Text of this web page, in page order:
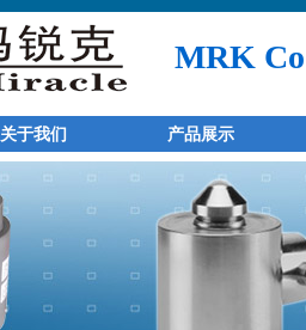
MRK
关于我们 产品展示